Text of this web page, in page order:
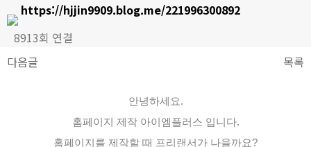
https://hjjin9909.blog.me/221996300892
8913회 연결
다음글
목록
안녕하세요.
홈페이지 제작 아이엠플러스 입니다.
홈페이지를 제작할 때 프리랜서가 나을까요?